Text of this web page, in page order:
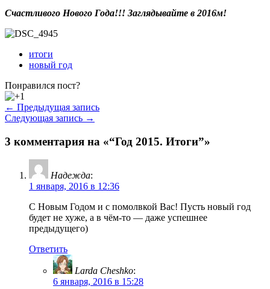
Счастливого Нового Года!!! Заглядывайте в 2016м!
итоги
новый год
Понравился пост?
← Предыдущая запись
Следующая запись →
3 комментария на «“Год 2015. Итоги”»
Надежда:
1 января, 2016 в 12:36
С Новым Годом и с помолвкой Вас! Пусть новый год
будет не хуже, а в чём-то — даже успешнее
предыдущего)
Ответить
Larda Cheshko:
6 января, 2016 в 15:28